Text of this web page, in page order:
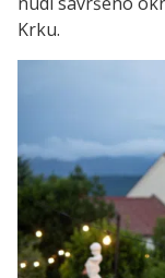
Krku.